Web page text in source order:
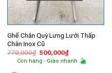
Ghế Chân Quỳ Lưng Lưới Thấp
Chân Inox Cũ
770,000₫ Giá
gốc
là:
500,000₫Giá
hiện
tại
Còn hàng - Giao nhanh